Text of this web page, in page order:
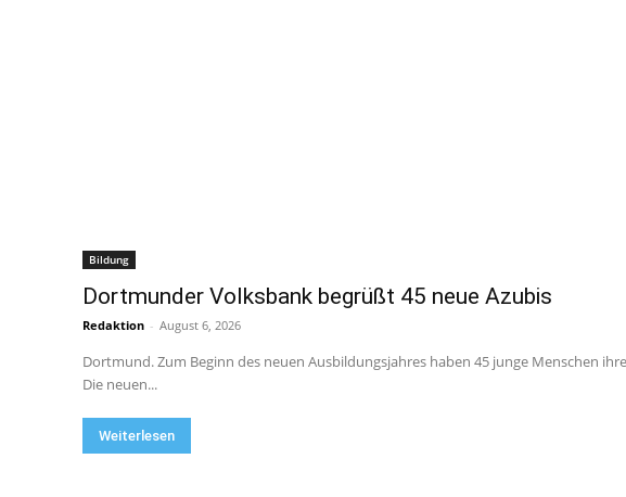
Bildung
Dortmunder Volksbank begrüßt 45 neue Azubis
Redaktion - August 6, 2026
Dortmund. Zum Beginn des neuen Ausbildungsjahres haben 45 junge Menschen
Die neuen...
Weiterlesen